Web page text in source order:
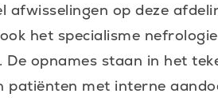
afwisselingen op deze
het specialisme
De opnames staan in het
patiënten met interne